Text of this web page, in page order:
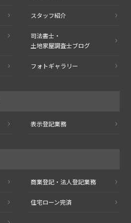
スタッフ紹介
司法書士・
土地家屋調査士ブログ
フォトギャラリー
表示登記業務
商業登記・法人登記業務
住宅ローン完済